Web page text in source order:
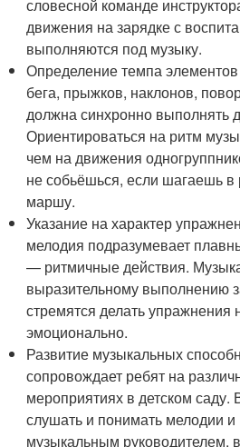
словесной команде
движения на зарядке с
выполняются под музыку.
Определение темпа
бега, прыжков, наклонов,
должна синхронно выполнять
Ориентироваться на ритм
чем на движения
не собьёшься, если шагаешь
маршу.
Указание на характер
мелодия подразумевает
— ритмичные действия.
выразительному выполнению
стремятся делать упражнения
эмоционально.
Развитие музыкальных
сопровождает ребят на
мероприятиях в детском саду.
слушать и понимать мелодии и
музыкальным руководителем,